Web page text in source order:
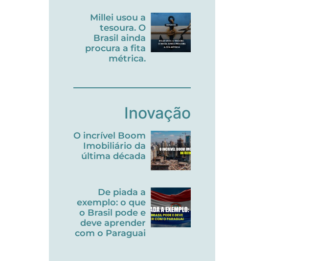
Millei usou a
tesoura. O
Brasil ainda
procura a fita
métrica.
Inovação
O incrível Boom
Imobiliário da
última década
De piada a
exemplo: o que
o Brasil pode e
deve aprender
com o Paraguai